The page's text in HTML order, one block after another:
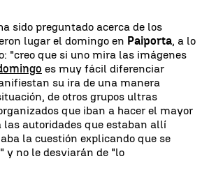
sido preguntado acerca de los
lugar el domingo en Paiporta, a lo
"creo que si uno mira las imágenes
es muy fácil diferenciar
su ira de una manera
de otros grupos ultras
que iban a hacer el mayor
las autoridades que estaban allí
la cuestión explicando que se
y no le desviarán de "lo